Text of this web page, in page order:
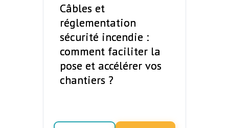
Câbles et
réglementation
sécurité incendie :
comment faciliter la
pose et accélérer vos
chantiers ?